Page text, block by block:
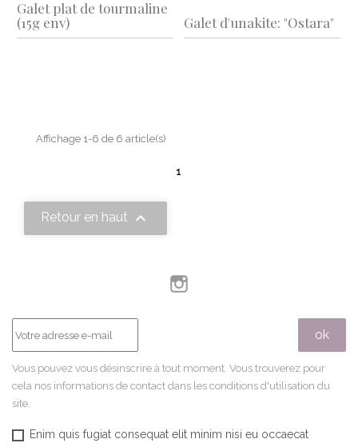
Galet plat de tourmaline
(15g env)
Galet d'unakite: "Ostara"
Affichage 1-6 de 6 article(s)
1
Retour en haut 
Vous pouvez vous désinscrire à tout moment. Vous trouverez pour
cela nos informations de contact dans les conditions d'utilisation du
site.
Enim quis fugiat consequat elit minim nisi eu occaecat